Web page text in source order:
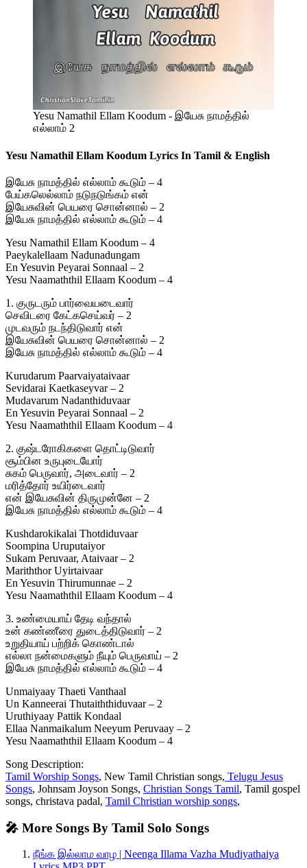
Yesu Namathil Ellam Koodum - இயேசு நாமத்தில்
எல்லாம் 2
Yesu Namathil Ellam Koodum Lyrics In Tamil & English
இயேசு நாமத்தில் எல்லாம் கூடும் – 4
பேய்கலெல்லாம் நடுநடுங்கம் என்
இயேசுவின் பெயரை சொன்னால் – 2
இயேசு நாமத்தில் எல்லாம் கூடும் – 4
Yesu Namathil Ellam Koodum – 4
Paeykalellaam Nadunadungam
En Yesuvin Peyarai Sonnaal – 2
Yesu Naamaththil Ellaam Koodum – 4
1. குருடரும் பார்வையடைவார்
செவிடரை கேட்கசெய்வர் – 2
முடவரும் நடந்திடுவார் என்
இயேசுவின் பெயரை சொன்னால் – 2
இயேசு நாமத்தில் எல்லாம் கூடும் – 4
Kurudarum Paarvaiyataivaar
Sevidarai Kaetkaseyvar – 2
Mudavarum Nadanthiduvaar
En Yesuvin Peyarai Sonnaal – 2
Yesu Naamaththil Ellaam Koodum – 4
2. குஷ்டரோகிகளை தொட்டிடுவார்
சூம்பின உருபுடையோர்
சுகம் பெருவார், அடைவார் – 2
மரித்தோர் உயிர்டைவார்
என் இயேசுவின் திருமுன்னே – 2
இயேசு நாமத்தில் எல்லாம் கூடும் – 4
Kushdarokikalai Thotdiduvaar
Soompina Uruputaiyor
Sukam Peruvaar, Ataivaar – 2
Mariththor Uyirtaivaar
En Yesuvin Thirumunnae – 2
Yesu Naamaththil Ellaam Koodum – 4
3. உண்மையாய் தேடி வந்தால்
உன் கண்ணீரை துடைத்திடுவார் – 2
உறுதியாய் பற்றிக் கொண்டால்
எல்லா நன்மைகளும் நீயும் பெருவாய் – 2
இயேசு நாமத்தில் எல்லாம் கூடும் – 4
Unmaiyaay Thaeti Vanthaal
Un Kanneerai Thutaiththiduvaar – 2
Uruthiyaay Pattik Kondaal
Ellaa Nanmaikalum Neeyum Peruvaay – 2
Yesu Naamaththil Ellaam Koodum – 4
Song Description:
Tamil Worship Songs, New Tamil Christian songs, Telugu Jesus
Songs, Johnsam Joyson Songs, Christian Songs Tamil, Tamil gospel
songs, christava padal, Tamil Christian worship songs,
🎤 More Songs By Tamil Solo Songs
நீங்க இல்லாம வாழ | Neenga Illama Vazha Mudiyathaiya